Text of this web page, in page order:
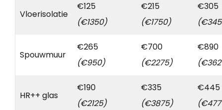
Vloerisolatie
€125
(€1350)
€215
(€1750)
€305
Spouwmuur
€265
(€950)
€700
(€2275)
€890
HR++ glas
€190
(€2125)
€335
(€3875)
€445